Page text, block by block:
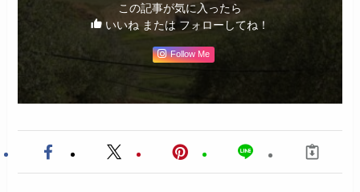
この記事が気に入ったら
いいね または フォローしてね！
Follow Me